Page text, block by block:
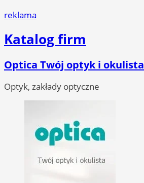
reklama
Katalog firm
Optica Twój optyk i okulista
Optyk, zakłady optyczne